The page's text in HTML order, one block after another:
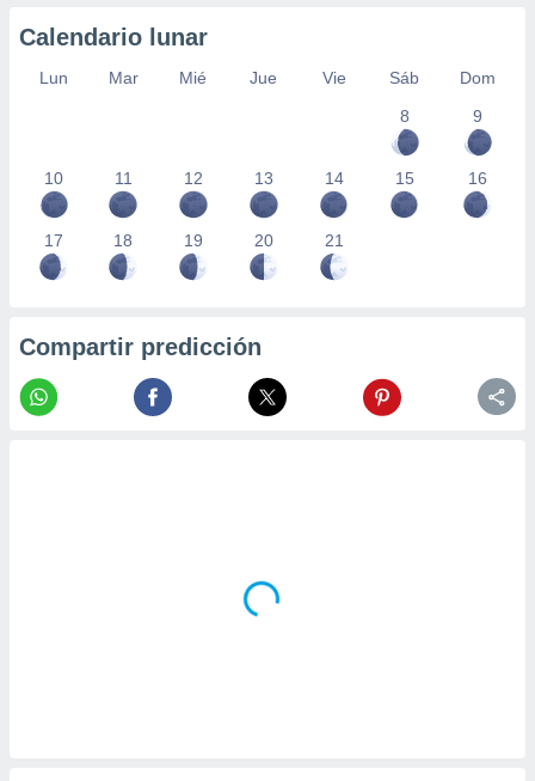
Calendario lunar
Lun Mar Mié Jue Vie Sáb
Dom
8
9
10 11 12 13 14 15 16
17 18 19 20 21
Compartir predicción